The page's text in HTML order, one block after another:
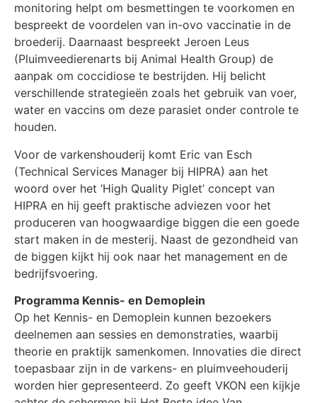
monitoring helpt om besmettingen te voorkomen en
bespreekt de voordelen van in-ovo vaccinatie in de
broederij. Daarnaast bespreekt Jeroen Leus
(Pluimveedierenarts bij Animal Health Group) de
aanpak om coccidiose te bestrijden. Hij belicht
verschillende strategieën zoals het gebruik van voer,
water en vaccins om deze parasiet onder controle te
houden.
Voor de varkenshouderij komt Eric van Esch
(Technical Services Manager bij HIPRA) aan het
woord over het ‘High Quality Piglet’ concept van
HIPRA en hij geeft praktische adviezen voor het
produceren van hoogwaardige biggen die een goede
start maken in de mesterij. Naast de gezondheid van
de biggen kijkt hij ook naar het management en de
bedrijfsvoering.
Programma Kennis- en Demoplein
Op het Kennis- en Demoplein kunnen bezoekers
deelnemen aan sessies en demonstraties, waarbij
theorie en praktijk samenkomen. Innovaties die direct
toepasbaar zijn in de varkens- en pluimveehouderij
worden hier gepresenteerd. Zo geeft VKON een kijkje